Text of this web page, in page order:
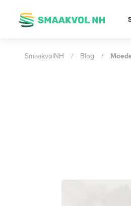
SmaakvolNH / Blog /